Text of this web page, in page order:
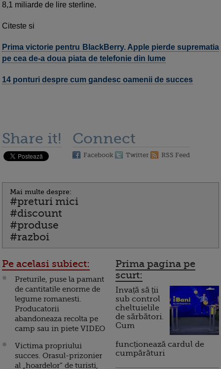
8,1 miliarde de lire sterline.
Citeste si
Prima victorie pentru BlackBerry. Apple pierde suprematia
pe cea de-a doua piata de telefonie din lume
14 ponturi despre cum gandesc oamenii de succes
Share it! Connect
Facebook Twitter RSS Feed
Mai multe despre:
#preturi mici
#discount
#produse
#razboi
Pe acelasi subiect:
Preturile, puse la pamant
de cantitatile enorme de
legume romanesti.
Producatorii
abandoneaza recolta pe
camp sau in piete VIDEO
Victima propriului
succes. Orasul-prizonier
al „hoardelor” de turisti,
Prima pagina pe
scurt:
Invață să ții
sub control
cheltuielile
de sărbători.
Cum
funcționează cardul de
cumpărături